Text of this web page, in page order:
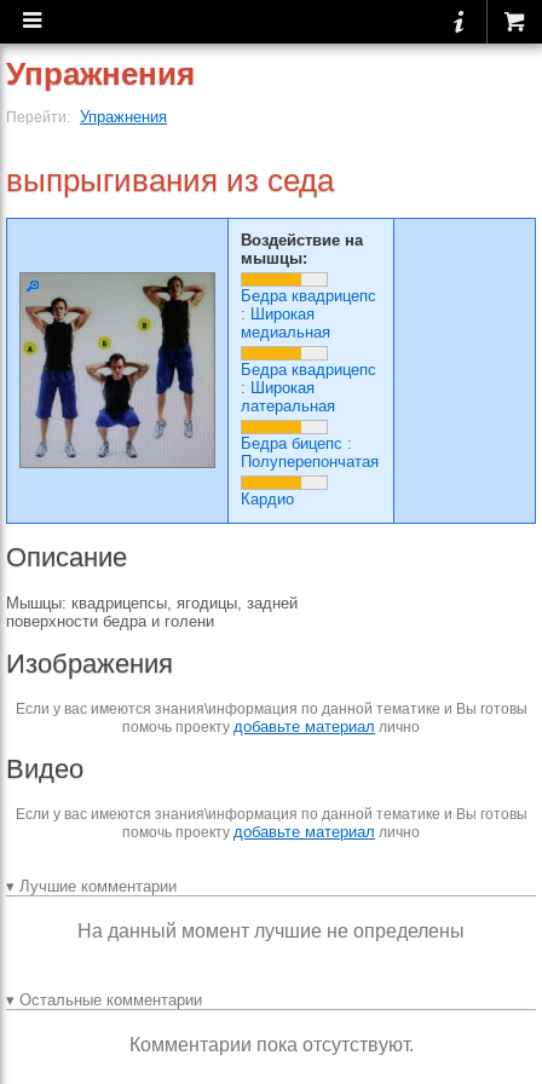
Упражнения
Перейти: Упражнения
выпрыгивания из седа
Воздействие на
мышцы:
Бедра квадрицепс
: Широкая
медиальная
Бедра квадрицепс
: Широкая
латеральная
Бедра бицепс :
Полуперепончатая
Кардио
Описание
Мышцы: квадрицепсы, ягодицы, задней
поверхности бедра и голени
Изображения
Если у вас имеются знания\информация по данной тематике и Вы готовы
помочь проекту добавьте материал лично
Видео
Если у вас имеются знания\информация по данной тематике и Вы готовы
помочь проекту добавьте материал лично
▾ Лучшие комментарии
На данный момент лучшие не определены
▾ Остальные комментарии
Комментарии пока отсутствуют.